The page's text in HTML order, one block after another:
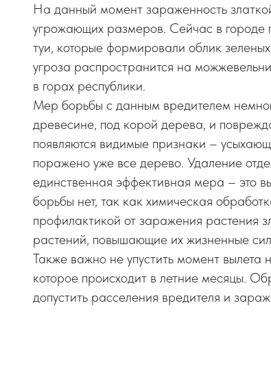
На данный момент зараженность
угрожающих размеров. Сейчас в городе
туи, которые формировали облик
угроза распространится на
в горах республики.
Мер борьбы с данным вредителем
древесине, под корой дерева, и
появляются видимые признаки –
поражено уже все дерево. Удаление
единственная эффективная мера – это
борьбы нет, так как химическая
профилактикой от заражения растения
растений, повышающие их жизненные
Также важно не упустить момент вылета
которое происходит в летние месяцы.
допустить расселения вредителя и